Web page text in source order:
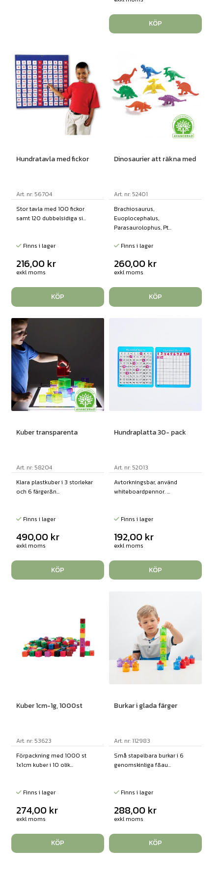
KÖP
Hundratavla med fickor
Art. nr: 56704
Stor tavla med 100 fickor
samt 120 dubbelsidiga si...
Finns i lager
216,00 kr
exkl moms
KÖP
Dinosaurier att räkna med
Art. nr: 52401
Brachiosaurus,
Euoplocephalus,
Parasaurolophus, Pt...
Finns i lager
260,00 kr
exkl moms
KÖP
Kuber transparenta
Art. nr: 58204
Klara plastkuber i 3 storlekar
och 6 färger&n...
Finns i lager
490,00 kr
exkl moms
KÖP
Hundraplatta 30- pack
Art. nr: 52013
Avtorkningsbar, använd
whiteboardpennor. ...
Finns i lager
192,00 kr
exkl moms
KÖP
Kuber 1cm-1g, 1000st
Art. nr: 53623
Förpackning med 1000 st
1x1cm kuber i 10 olik...
Finns i lager
274,00 kr
exkl moms
KÖP
Burkar i glada färger
Art. nr: 112983
Små stapelbara burkar i 6
genomskinliga f&au...
Finns i lager
288,00 kr
exkl moms
KÖP